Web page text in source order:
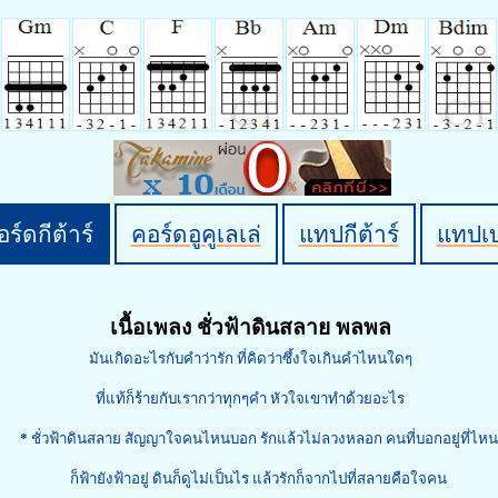
ร์ดกีต้าร์ คอร์ดอูคูเลเล่ แทปกีต้าร์ แทปเ
เนื้อเพลง ชั่วฟ้าดินสลาย พลพล
มันเกิดอะไรกับคำว่ารัก ที่คิดว่าซึ้งใจเกินคำไหนใดๆ
ที่แท้ก็ร้ายกับเรากว่าทุกๆคำ หัวใจเขาทำด้วยอะไร
* ชั่วฟ้าดินสลาย สัญญาใจคนไหนบอก รักแล้วไม่ลวงหลอก คนที่บอกอยู่ที่ไหน
ก็ฟ้ายังฟ้าอยู่ ดินก็ดูไม่เป็นไร แล้วรักก็จากไปที่สลายคือใจคน